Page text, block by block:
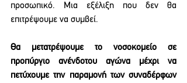
προσωπικό. Μια εξέλιξη που δεν θα
επιτρέψουμε να συμβεί.
Θα μετατρέψουμε το νοσοκομείο σε
προπύργιο ανένδοτου αγώνα μέχρι να
πετύχουμε την παραμονή των συναδέρφων